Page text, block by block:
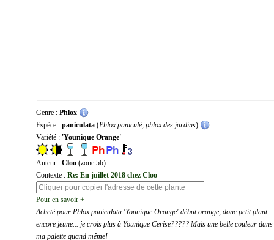
Genre : Phlox
Espèce : paniculata (Phlox paniculé, phlox des jardins)
Variété : 'Younique Orange'
Auteur : Cloo (zone 5b)
Contexte : Re: En juillet 2018 chez Cloo
Pour en savoir +
Acheté pour Phlox paniculata 'Younique Orange' début orange, donc petit plant
encore jeune... je crois plus à Younique Cerise????? Mais une belle couleur dans
ma palette quand même!